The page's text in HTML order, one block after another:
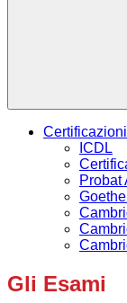
Certificazioni
ICDL
Probat
Gli Esami